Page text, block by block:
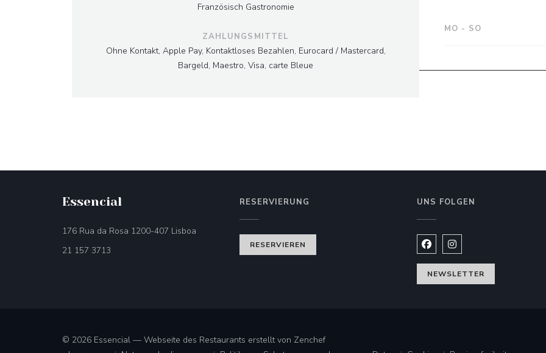
Französisch Gastronomie
ZAHLUNGSMITTEL
Ohne Kontakt, Apple Pay, Kontaktloses Bezahlen, Eurocard / Mastercard,
Bargeld, Maestro, Visa, carte Bleue
MO - SO
Essencial
176 Rua da Rosa 1200-407 Lisboa
21 157 3713
RESERVIERUNG
RESERVIEREN
UNS FOLGEN
Facebook ((öffnet ein neues
Instagram ((öffnet ein
NEWSLETTER
© 2026 Essencial — Webseite des Restaurants erstellt von Zenchef((öffnet ein neues Fenster))